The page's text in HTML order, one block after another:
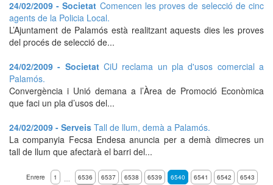
24/02/2009 - Societat Comencen les proves de selecció de cinc
agents de la Policia Local.
L’Ajuntament de Palamós està realitzant aquests dies les proves
del procés de selecció de...
24/02/2009 - Societat CiU reclama un pla d'usos comercial a
Palamós.
Convergència i Unió demana a l’Àrea de Promoció Econòmica
que faci un pla d’usos del...
24/02/2009 - Serveis Tall de llum, demà a Palamós.
La companyia Fecsa Endesa anuncia per a demà dimecres un
tall de llum que afectarà el barri del...
Enrere 1 … 6536 6537 6538 6539 6540 6541 6542
6543